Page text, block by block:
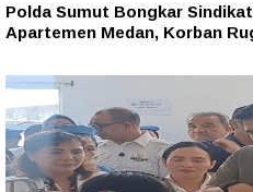
Polda Sumut Bongkar
Apartemen Medan, Korban